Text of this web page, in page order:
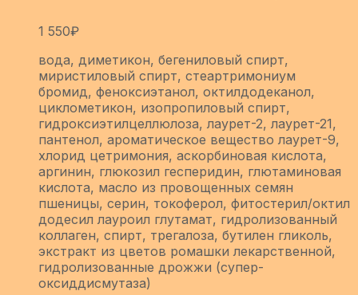
1 550₽
вода, диметикон, бегениловый спирт,
миристиловый спирт, стеартримониум
бромид, феноксиэтанол, октилдодеканол,
циклометикон, изопропиловый спирт,
гидроксиэтилцеллюлоза, лаурет-2, лаурет-21,
пантенол, ароматическое вещество лаурет-9,
хлорид цетримония, аскорбиновая кислота,
аргинин, глюкозил гесперидин, глютаминовая
кислота, масло из провощенных семян
пшеницы, серин, токоферол, фитостерил/октил
додесил лауроил глутамат, гидролизованный
коллаген, спирт, трегалоза, бутилен гликоль,
экстракт из цветов ромашки лекарственной,
гидролизованные дрожжи (супер­
оксиддисмутаза)